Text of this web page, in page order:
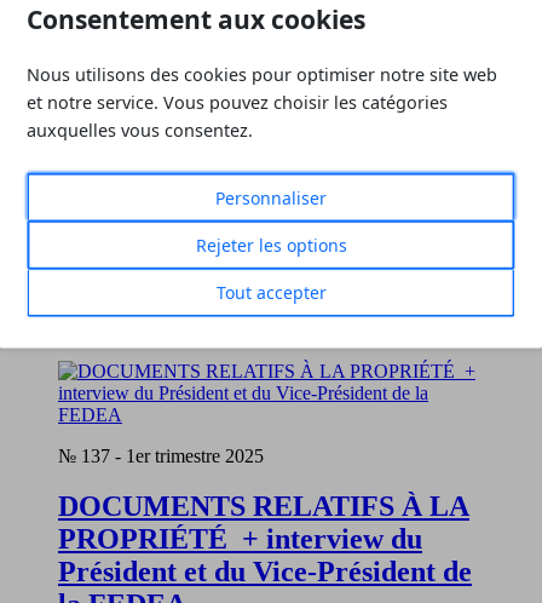
4 revues correspondent à vos critères
№ 141-1er trimestre 2026
Bois et humidité : pathologies,
sinistralité et prévention
catastrophes naturelles
№ 137 - 1er trimestre 2025
DOCUMENTS RELATIFS À LA
PROPRIÉTÉ + interview du
Président et du Vice-Président de
Consentement aux cookies
Nous utilisons des cookies pour optimiser notre site web
et notre service. Vous pouvez choisir les catégories
auxquelles vous consentez.
Personnaliser
Rejeter les options
Tout accepter